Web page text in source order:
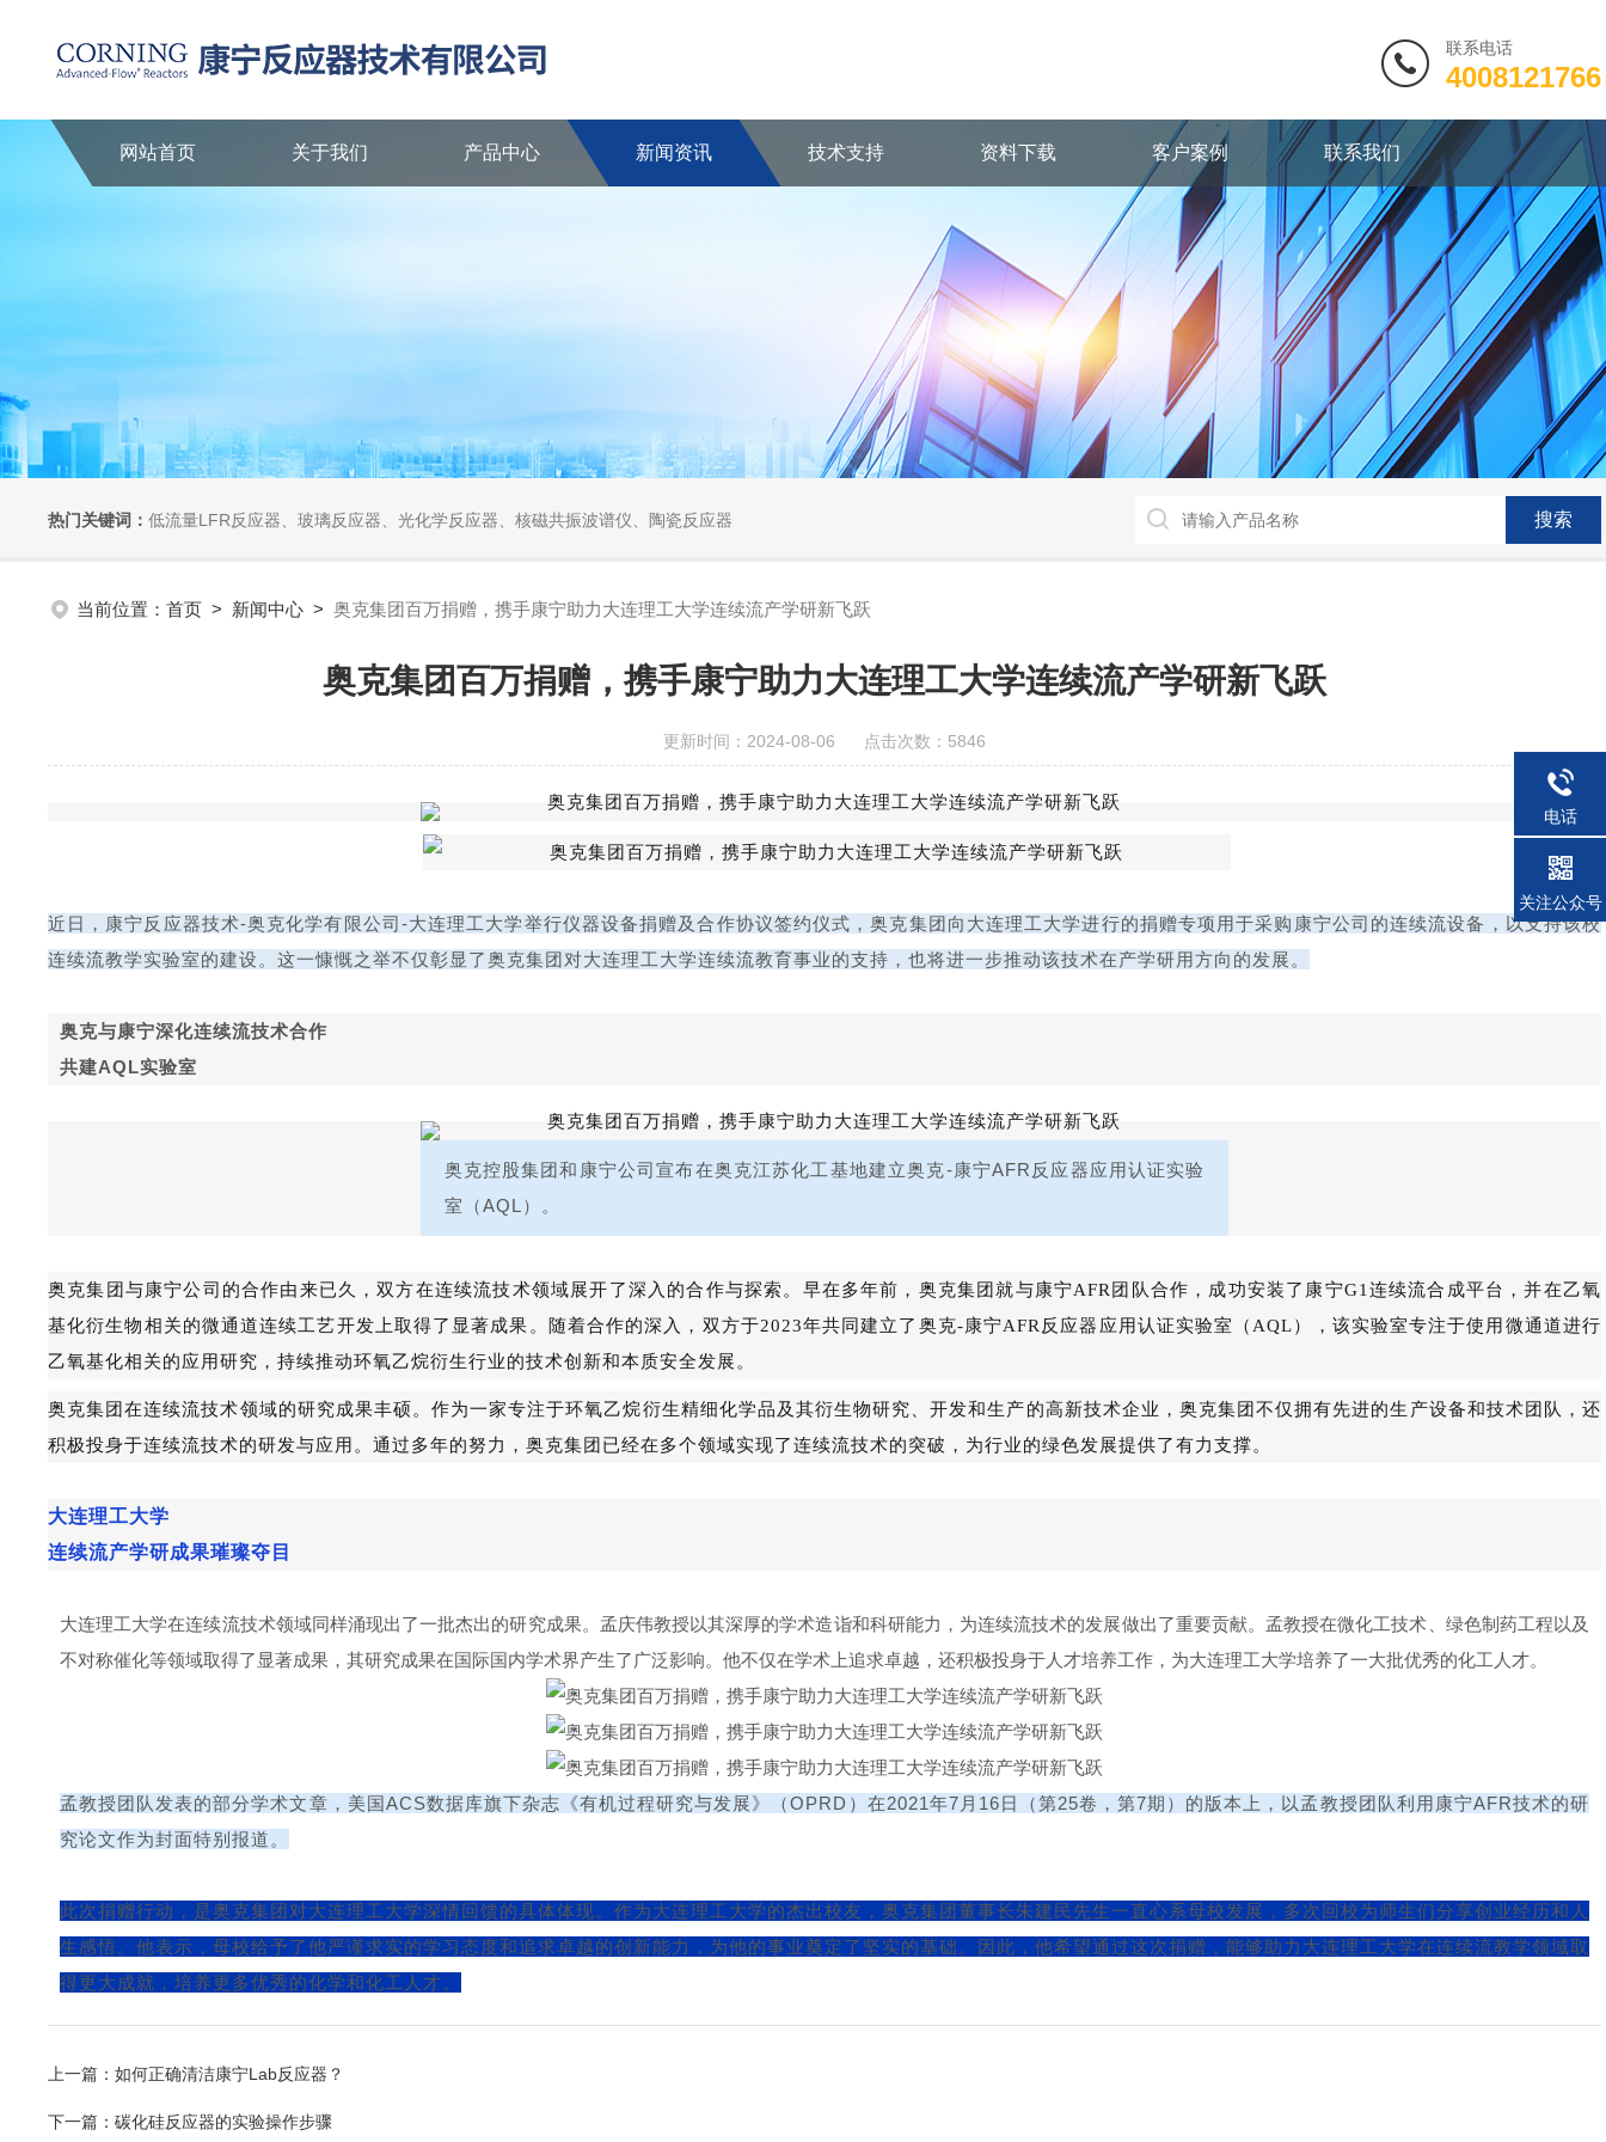
联系电话
4008121766
网站首页 关于我们 产品中心 新闻资讯 技术支持 资料下载 客户案例 联系我们
热门关键词： 低流量LFR反应器、玻璃反应器、光化学反应器、核磁共振波谱仪、陶瓷反应器
当前位置： 首页 > 新闻中心 > 奥克集团百万捐赠，携手康宁助力大连理工大学连续流产学研新飞跃
奥克集团百万捐赠，携手康宁助力大连理工大学连续流产学研新飞跃
更新时间：2024-08-06 点击次数：5846
近日，康宁反应器技术-奥克化学有限公司-大连理工大学举行仪器设备捐赠及合作协议签约仪式，奥克集团向大连理工大学进行的捐赠专项用于采购康宁公司的连续流设备，以支持该校
连续流教学实验室的建设。这一慷慨之举不仅彰显了奥克集团对大连理工大学连续流教育事业的支持，也将进一步推动该技术在产学研用方向的发展。
奥克与康宁深化连续流技术合作
共建AQL实验室
奥克控股集团和康宁公司宣布在奥克江苏化工基地建立奥克-康宁AFR反应器应用认证实验
室（AQL）。
奥克集团与康宁公司的合作由来已久，双方在连续流技术领域展开了深入的合作与探索。早在多年前，奥克集团就与康宁AFR团队合作，成功安装了康宁G1连续流合成平台，并在乙氧
基化衍生物相关的微通道连续工艺开发上取得了显著成果。随着合作的深入，双方于2023年共同建立了奥克-康宁AFR反应器应用认证实验室（AQL），该实验室专注于使用微通道进行
乙氧基化相关的应用研究，持续推动环氧乙烷衍生行业的技术创新和本质安全发展。
奥克集团在连续流技术领域的研究成果丰硕。作为一家专注于环氧乙烷衍生精细化学品及其衍生物研究、开发和生产的高新技术企业，奥克集团不仅拥有先进的生产设备和技术团队，还
积极投身于连续流技术的研发与应用。通过多年的努力，奥克集团已经在多个领域实现了连续流技术的突破，为行业的绿色发展提供了有力支撑。
大连理工大学
连续流产学研成果璀璨夺目
大连理工大学在连续流技术领域同样涌现出了一批杰出的研究成果。孟庆伟教授以其深厚的学术造诣和科研能力，为连续流技术的发展做出了重要贡献。孟教授在微化工技术、绿色制药工程以及
不对称催化等领域取得了显著成果，其研究成果在国际国内学术界产生了广泛影响。他不仅在学术上追求卓越，还积极投身于人才培养工作，为大连理工大学培养了一大批优秀的化工人才。
孟教授团队发表的部分学术文章，美国ACS数据库旗下杂志《有机过程研究与发展》（OPRD）在2021年7月16日（第25卷，第7期）的版本上，以孟教授团队利用康宁AFR技术的研
究论文作为封面特别报道。
此次捐赠行动，是奥克集团对大连理工大学深情回馈的具体体现。作为大连理工大学的杰出校友，奥克集团董事长朱建民先生一直心系母校发展，多次回校为师生们分享创业经历和人
生感悟。他表示，母校给予了他严谨求实的学习态度和追求卓越的创新能力，为他的事业奠定了坚实的基础。因此，他希望通过这次捐赠，能够助力大连理工大学在连续流教学领域取
得更大成就，培养更多优秀的化学和化工人才。
上一篇： 如何正确清洁康宁Lab反应器？
下一篇： 碳化硅反应器的实验操作步骤
电话
关注公众号